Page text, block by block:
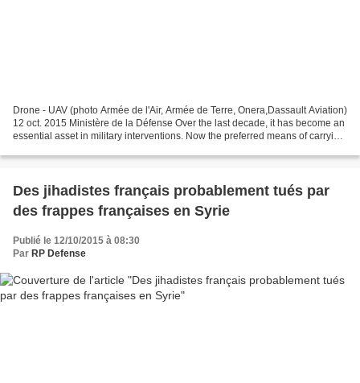
Drone - UAV (photo Armée de l'Air, Armée de Terre, Onera,Dassault Aviation)
12 oct. 2015 Ministère de la Défense Over the last decade, it has become an
essential asset in military interventions. Now the preferred means of carrying
Des jihadistes français probablement tués par
des frappes françaises en Syrie
Publié le 12/10/2015 à 08:30
Par RP Defense